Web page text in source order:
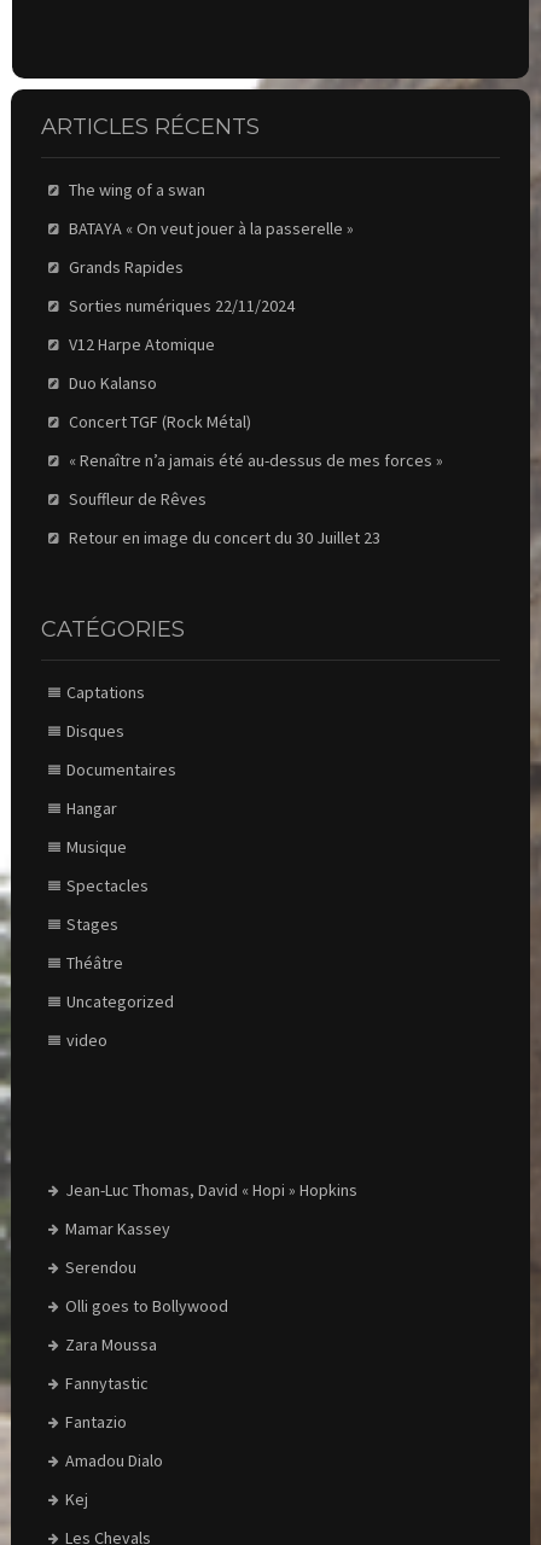
ARTICLES RÉCENTS
The wing of a swan
BATAYA « On veut jouer à la passerelle »
Grands Rapides
Sorties numériques 22/11/2024
V12 Harpe Atomique
Duo Kalanso
Concert TGF (Rock Métal)
« Renaître n’a jamais été au-dessus de mes forces »
Souffleur de Rêves
Retour en image du concert du 30 Juillet 23
CATÉGORIES
Captations
Disques
Documentaires
Hangar
Musique
Spectacles
Stages
Théâtre
Uncategorized
video
Jean-Luc Thomas, David « Hopi » Hopkins
Mamar Kassey
Serendou
Olli goes to Bollywood
Zara Moussa
Fannytastic
Fantazio
Amadou Dialo
Kej
Les Chevals